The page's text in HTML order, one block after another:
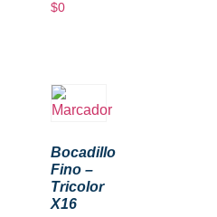
$0
Bocadillo
Fino –
Tricolor
X16